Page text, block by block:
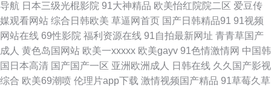
逼 久草免费福利 先锋影视电影人妻AV 91视频首页入口在线观看 欧美自慰一
区 91日韩电影强奸 激情网在线 五月天婷婷成人网址 A片资源网 欧韩www在
线观看 中文字幕有码第39页 俺去天堂网 五月社区天堂 91视频站 欧美日韩国
导航 日本三级光棍影院 91大神精品 欧美怡红院院二区 爱豆传
媒观看网站 综合日韩欧美 草逼网首页 国产日韩精品91 91视频
网站在线 69性影院 福利资源在线 91自拍最新网址 青青草国产
成人 黄色岛国网站 欧美一xxxxx 欧美gayv 91色情激情网 中国韩
国日本高清 国产国产一区 亚洲欧洲成人 日韩在线 久久国产影视
综合 欧美69潮喷 伦理片app下载 激情视频国产精品 91草莓久草